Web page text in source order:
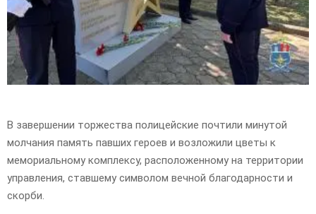
В завершении торжества полицейские почтили минутой
молчания память павших героев и возложили цветы к
мемориальному комплексу, расположенному на территории
управления, ставшему символом вечной благодарности и
скорби.